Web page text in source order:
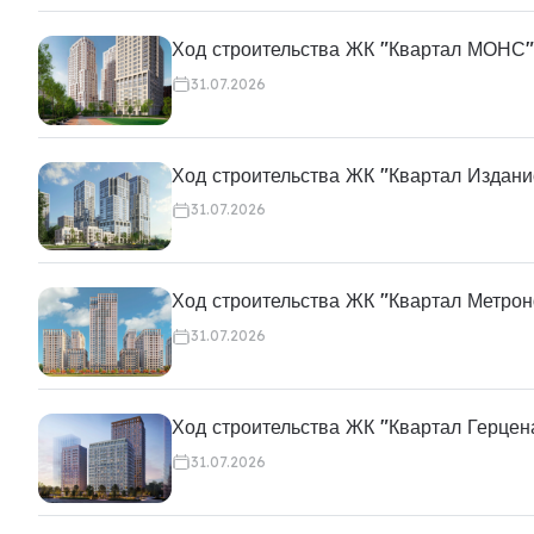
Ход строительства ЖК "Квартал МОНС"
31.07.2026
Ход строительства ЖК "Квартал
31.07.2026
Ход строительства ЖК "Квартал
31.07.2026
Ход строительства ЖК "Квартал
31.07.2026